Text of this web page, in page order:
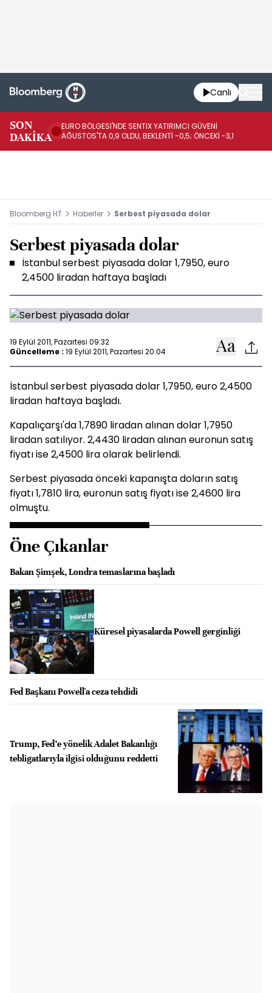
Canlı
SON
DAKİKA
EURO BÖLGESİ'NDE SENTIX YATIRIMCI GÜVENİ
AĞUSTOS'TA 0,9 OLDU, BEKLENTİ -0,5; ÖNCEKİ -3,1
Bloomberg HT Haberler Serbest piyasada dolar
Serbest piyasada dolar
İstanbul serbest piyasada dolar 1,7950, euro
2,4500 liradan haftaya başladı
19 Eylül 2011, Pazartesi 09:32
Güncelleme : 19 Eylül 2011, Pazartesi 20:04
İstanbul serbest piyasada dolar 1,7950, euro 2,4500
liradan haftaya başladı.
Kapalıçarşı'da 1,7890 liradan alınan dolar 1,7950
liradan satılıyor. 2,4430 liradan alınan euronun satış
fiyatı ise 2,4500 lira olarak belirlendi.
Serbest piyasada önceki kapanışta doların satış
fiyatı 1,7810 lira, euronun satış fiyatı ise 2,4600 lira
olmuştu.
Öne Çıkanlar
Bakan Şimşek, Londra temaslarına başladı
Küresel piyasalarda Powell gerginliği
Fed Başkanı Powell'a ceza tehdidi
Trump, Fed’e yönelik Adalet Bakanlığı
tebligatlarıyla ilgisi olduğunu reddetti